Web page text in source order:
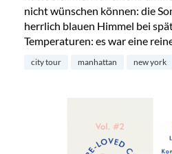
nicht wünschen können: die
herrlich blauen Himmel bei
Temperaturen: es war eine
city tour manhattan new york